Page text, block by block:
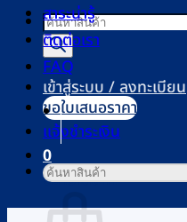
Products
search
เข้าสู่ระบบ / ลงทะเบียน
0
ตะกร้าสินค้า
สาระน่ารู้
ติดต่อเรา
FAQ
ขอใบเสนอราคา
แจ้งชำระเงิน
ค้นหา: